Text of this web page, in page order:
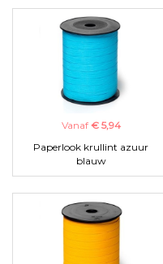
Vanaf € 5,94
Paperlook krullint azuur
blauw